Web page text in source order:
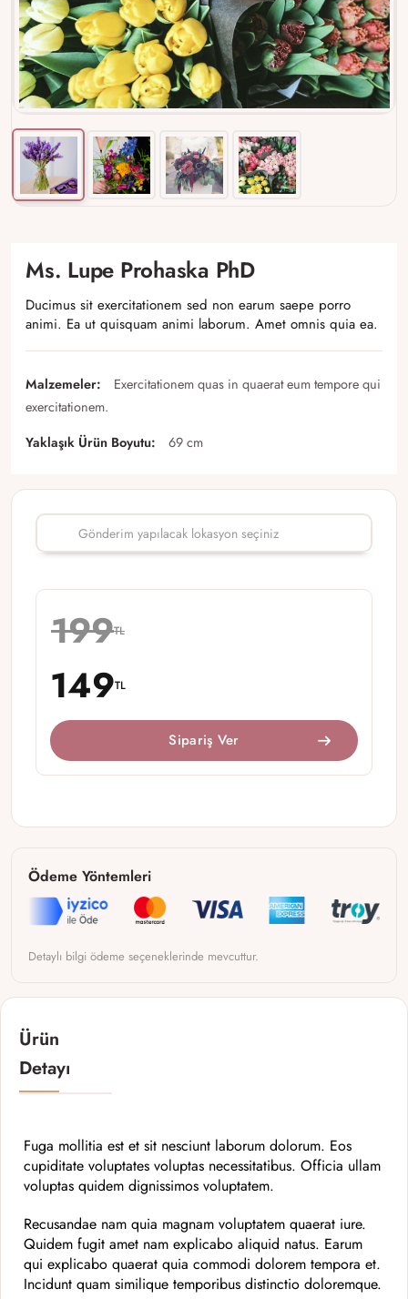
Ms. Lupe Prohaska PhD
Ducimus sit exercitationem sed non earum saepe porro
animi. Ea ut quisquam animi laborum. Amet omnis quia ea.
Malzemeler:
Exercitationem quas in quaerat eum tempore qui
exercitationem.
Yaklaşık Ürün Boyutu:
69 cm
199TL
149TL
Sipariş Ver
Ödeme Yöntemleri
Detaylı bilgi ödeme seçeneklerinde mevcuttur.
Ürün
Detayı
Fuga mollitia est et sit nesciunt laborum dolorum. Eos
cupiditate voluptates voluptas necessitatibus. Officia ullam
voluptas quidem dignissimos voluptatem.
Recusandae nam quia magnam voluptatem quaerat iure.
Quidem fugit amet nam explicabo aliquid natus. Earum
qui explicabo quaerat quia commodi dolorem tempora et.
Incidunt quam similique temporibus distinctio doloremque.